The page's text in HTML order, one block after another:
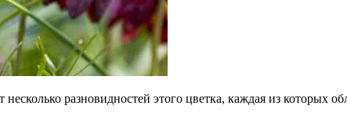
разновидностей этого цветка, каждая из которых